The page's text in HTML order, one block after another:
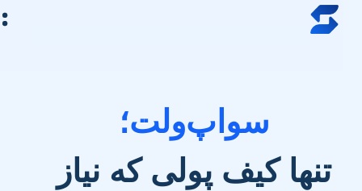
به محتوای اصلی
سواپ‌ولت؛
تنها کیف‌ پولی که نیاز